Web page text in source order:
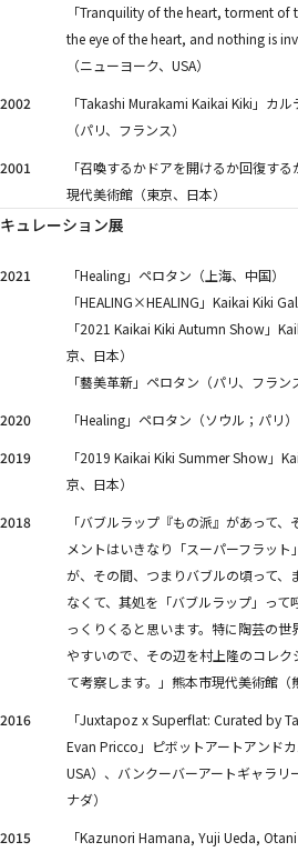
「Tranquility of the heart, torment
the eye of the heart, and nothing is
（ニューヨーク、USA）
2002
「Takashi Murakami Kaikai Kiki」カ
（パリ、フランス）
2001
「召喚するかドアを開けるか回復す
現代美術館（東京、日本）
キュレーション展
2021
「Healing」ペロタン（上海、中国）
「HEALING×HEALING」Kaikai Kiki
「2021 Kaikai Kiki Autumn Show」
京、日本）
「藝美革新」ペロタン（パリ、フラン
2020
「Healing」ペロタン（ソウル；パリ）
2019
「2019 Kaikai Kiki Summer Show」
京、日本）
2018
「バブルラップ『もの派』があって
メントはいきなり「スーパーフラッ
が、その間、つまりバブルの頃って、
なくて、其処を「バブルラップ」って
っくりくると思います。特に陶芸の世
やすいので、その辺を村上隆のコレ
て考察します。」熊本市現代美術館（
2016
「Juxtapoz x Superflat: Curated by
Evan Pricco」ピボットアートアンドカ
USA）、バンクーバーアートギャラリ
ナダ）
2015
「Kazunori Hamana, Yuji Ueda,